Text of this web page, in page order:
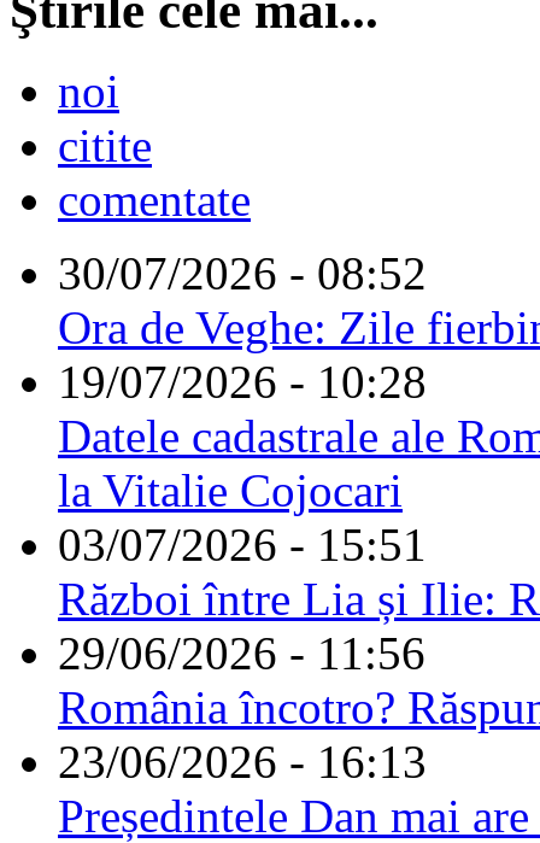
noi
citite
comentate
30/07/2026 - 08:52
Ora de Veghe: Zile
19/07/2026 - 10:28
Datele cadastrale ale
la Vitalie Cojocari
03/07/2026 - 15:51
Război între Lia și Ilie:
29/06/2026 - 11:56
România încotro?
23/06/2026 - 16:13
Președintele Dan mai